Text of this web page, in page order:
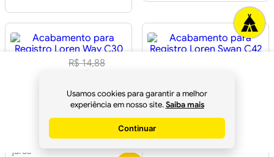
Usamos cookies para garantir a melhor
experiência em nosso site. Saiba mais
Continuar
R$ 14,88
Pix
Comprar
R$ 85,10
xR$ 42,55sem
juros
1.1/4 a 1.1/2
R$ 132,87
Em até4xR$ 33,21sem juros